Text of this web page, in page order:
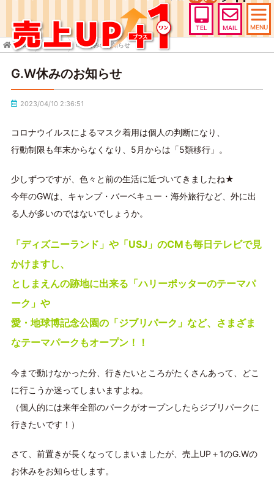
TEL MAIL MENU
HOME TOPICS G.W休みのお知らせ
G.W休みのお知らせ
2023/04/10 2:36:51
コロナウイルスによるマスク着用は個人の判断になり、
行動制限も年末からなくなり、5月からは「5類移行」。
少しずつですが、色々と前の生活に近づいてきましたね★
今年のGWは、キャンプ・バーベキュー・海外旅行など、外に出
る人が多いのではないでしょうか。
「ディズニーランド」や「USJ」のCMも毎日テレビで見
かけますし、
としまえんの跡地に出来る「ハリーポッターのテーマパ
ーク」や
愛・地球博記念公園の「ジブリパーク」など、さまざま
なテーマパークもオープン！！
今まで動けなかった分、行きたいところがたくさんあって、どこ
に行こうか迷ってしまいますよね。
（個人的には来年全部のパークがオープンしたらジブリパークに
行きたいです！）
さて、前置きが長くなってしまいましたが、売上UP＋1のG.Wの
お休みをお知らせします。